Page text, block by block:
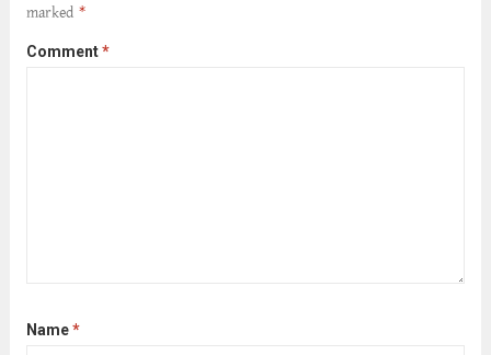
marked *
Comment*
Name*